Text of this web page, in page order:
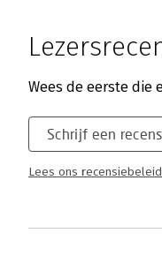
Wees de eerste die
Schrijf een
Lees ons recensiebeleid